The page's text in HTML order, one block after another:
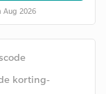
2026
korting-